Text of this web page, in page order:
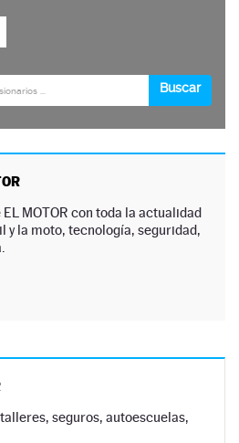
MOTOR con toda la actualidad
y la moto, tecnología, seguridad,
seguros, autoescuelas,